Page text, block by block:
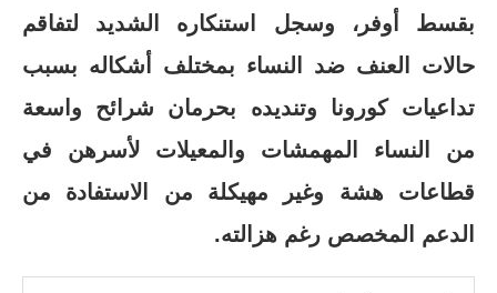
بقسط أوفر، وسجل استنكاره الشديد لتفاقم
حالات العنف ضد النساء بمختلف أشكاله بسبب
تداعيات كورونا وتنديده بحرمان شرائح واسعة
من النساء المهمشات والمعيلات لأسرهن في
قطاعات هشة وغير مهيكلة من الاستفادة من
الدعم المخصص رغم هزالته.